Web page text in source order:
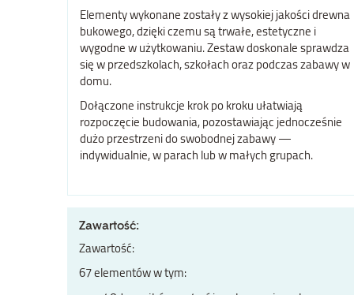
Elementy wykonane zostały z wysokiej jakości drewna
bukowego, dzięki czemu są trwałe, estetyczne i
wygodne w użytkowaniu. Zestaw doskonale sprawdza
się w przedszkolach, szkołach oraz podczas zabawy w
domu.
Dołączone instrukcje krok po kroku ułatwiają
rozpoczęcie budowania, pozostawiając jednocześnie
dużo przestrzeni do swobodnej zabawy —
indywidualnie, w parach lub w małych grupach.
Zawartość:
Zawartość:
67 elementów w tym: